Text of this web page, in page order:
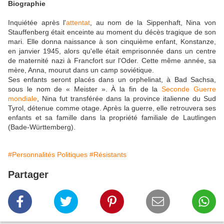
Biographie
Inquiétée après l'attentat , au nom de la Sippenhaft, Nina von
Stauffenberg était enceinte au moment du décès tragique de son
mari. Elle donna naissance à son cinquième enfant, Konstanze,
en janvier 1945, alors qu'elle était emprisonnée dans un centre
de maternité nazi à Francfort sur l'Oder. Cette même année, sa
mère, Anna, mourut dans un camp soviétique.
Ses enfants seront placés dans un orphelinat, à Bad Sachsa,
sous le nom de « Meister ». À la fin de laSeconde Guerre
mondiale , Nina fut transférée dans la province italienne du Sud
Tyrol, détenue comme otage. Après la guerre, elle retrouvera ses
enfants et sa famille dans la propriété familiale de Lautlingen
(Bade-Württemberg).
#Personnalités Politiques #Résistants
Partager